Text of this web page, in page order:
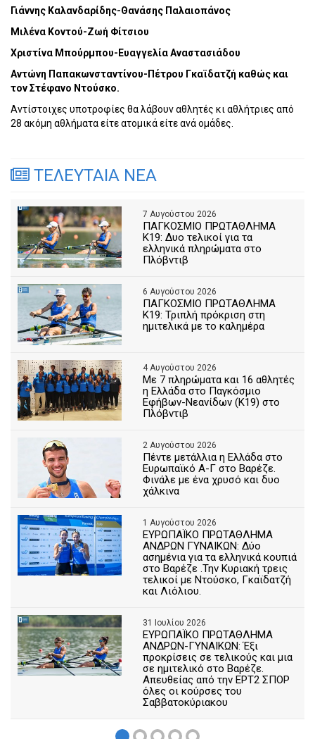
Γιάννης Καλανδαρίδης-Θανάσης Παλαιοπάνος
Μιλένα Κοντού-Ζωή Φίτσιου
Χριστίνα Μπούρμπου-Ευαγγελία Αναστασιάδου
Αντώνη Παπακωνσταντίνου-Πέτρου Γκαϊδατζή καθώς και
τον Στέφανο Ντούσκο.
Αντίστοιχες υποτροφίες θα λάβουν αθλητές κι αθλήτριες από
28 ακόμη αθλήματα είτε ατομικά είτε ανά ομάδες.
ΤΕΛΕΥΤΑΙΑ ΝΕΑ
7 Αυγούστου 2026
ΠΑΓΚΟΣΜΙΟ ΠΡΩΤΑΘΛΗΜΑ
Κ19: Δυο τελικοί για τα
ελληνικά πληρώματα στο
Πλόβντιβ
6 Αυγούστου 2026
ΠΑΓΚΟΣΜΙΟ ΠΡΩΤΑΘΛΗΜΑ
Κ19: Τριπλή πρόκριση στη
ημιτελικά με το καλημέρα
4 Αυγούστου 2026
Με 7 πληρώματα και 16 αθλητές
η Ελλάδα στο Παγκόσμιο
Εφήβων-Νεανίδων (Κ19) στο
Πλόβντιβ
2 Αυγούστου 2026
Πέντε μετάλλια η Ελλάδα στο
Ευρωπαϊκό Α-Γ στο Βαρέζε.
Φινάλε με ένα χρυσό και δυο
χάλκινα
1 Αυγούστου 2026
ΕΥΡΩΠΑΪΚΟ ΠΡΩΤΑΘΛΗΜΑ
ΑΝΔΡΩΝ ΓΥΝΑΙΚΩΝ: Δύο
ασημένια για τα ελληνικά κουπιά
στο Βαρέζε .Την Κυριακή τρεις
τελικοί με Ντούσκο, Γκαϊδατζή
και Λιόλιου.
31 Ιουλίου 2026
ΕΥΡΩΠΑΪΚΟ ΠΡΩΤΑΘΛΗΜΑ
ΑΝΔΡΩΝ-ΓΥΝΑΙΚΩΝ: Έξι
προκρίσεις σε τελικούς και μια
σε ημιτελικό στο Βαρέζε.
Απευθείας από την ΕΡΤ2 ΣΠΟΡ
όλες οι κούρσες του
Σαββατοκύριακου